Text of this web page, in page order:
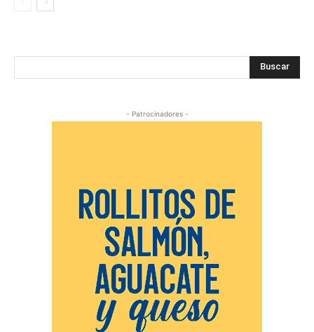
Buscar
- Patrocinadores -